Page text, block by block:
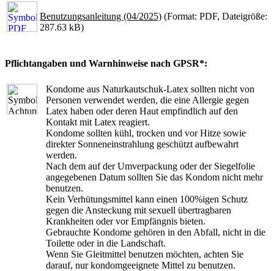
Benutzungsanleitung (04/2025) (Format: PDF, Dateigröße:
287.63 kB)
Pflichtangaben und Warnhinweise nach GPSR*:
Kondome aus Naturkautschuk-Latex sollten nicht von
Personen verwendet werden, die eine Allergie gegen
Latex haben oder deren Haut empfindlich auf den
Kontakt mit Latex reagiert.
Kondome sollten kühl, trocken und vor Hitze sowie
direkter Sonneneinstrahlung geschützt aufbewahrt
werden.
Nach dem auf der Umverpackung oder der Siegelfolie
angegebenen Datum sollten Sie das Kondom nicht mehr
benutzen.
Kein Verhütungsmittel kann einen 100%igen Schutz
gegen die Ansteckung mit sexuell übertragbaren
Krankheiten oder vor Empfängnis bieten.
Gebrauchte Kondome gehören in den Abfall, nicht in die
Toilette oder in die Landschaft.
Wenn Sie Gleitmittel benutzen möchten, achten Sie
darauf, nur kondomgeeignete Mittel zu benutzen.